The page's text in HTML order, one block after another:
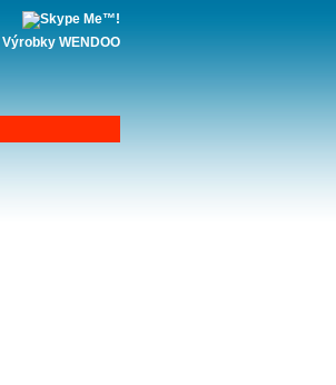
Výrobky WENDOO